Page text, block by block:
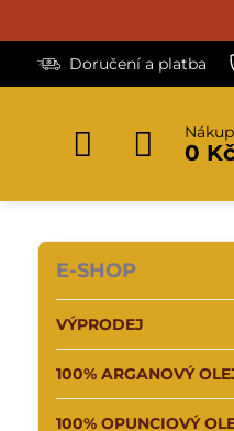
Doručení a platba
0
E-SHOP
VÝPRODEJ
100% ARGANOVÝ
100% OPUNCIOVÝ